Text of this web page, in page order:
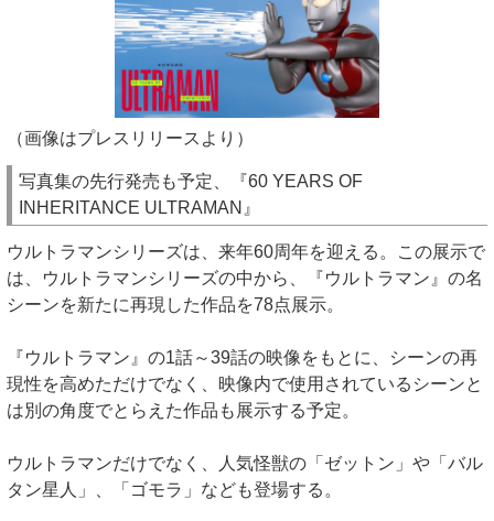
（画像はプレスリリースより）
写真集の先行発売も予定、『60 YEARS OF
INHERITANCE ULTRAMAN』
ウルトラマンシリーズは、来年60周年を迎える。この展示で
は、ウルトラマンシリーズの中から、『ウルトラマン』の名
シーンを新たに再現した作品を78点展示。
『ウルトラマン』の1話～39話の映像をもとに、シーンの再
現性を高めただけでなく、映像内で使用されているシーンと
は別の角度でとらえた作品も展示する予定。
ウルトラマンだけでなく、人気怪獣の「ゼットン」や「バル
タン星人」、「ゴモラ」なども登場する。